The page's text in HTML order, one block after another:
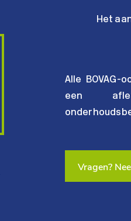
Het
Alle BOVAG-
een
Vragen?